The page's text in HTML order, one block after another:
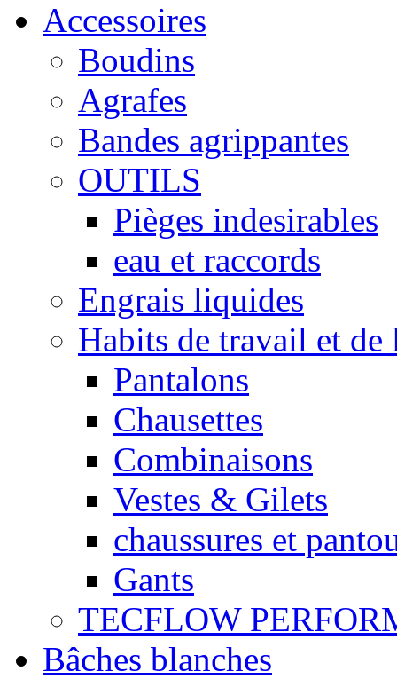
Accessoires
Boudins
Agrafes
Bandes agrippantes
OUTILS
Pièges indesirables
eau et raccords
Engrais liquides
Habits de travail et
Pantalons
Chausettes
Combinaisons
Vestes & Gilets
chaussures et
Gants
TECFLOW
Bâches blanches